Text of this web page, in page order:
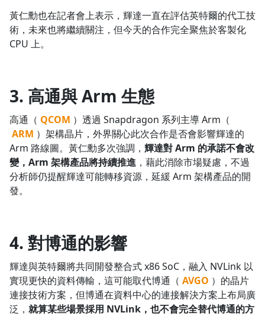
黃仁勳也在記者會上表示，輝達一直在評估英特爾的代工技
術，未來也將繼續關注，但今天的合作完全聚焦於客製化
CPU 上。
3. 高通與 Arm 生態
高通（ QCOM ）透過 Snapdragon 系列主導 Arm（
ARM ）架構晶片，外界關心此次合作是否會影響輝達的
Arm 路線圖。黃仁勳多次強調， 輝達對 Arm 的承諾不會改
變，Arm 架構產品將持續推進 ，藉此消除市場疑慮，不過
分析師仍提醒輝達可能轉移資源，延緩 Arm 架構產品的開
發。
4. 對博通的影響
輝達與英特爾將共同開發整合式 x86 SoC，融入 NVLink 以
實現更快的資料傳輸，這可能取代博通（ AVGO ）的晶片
連接技術方案，但博通在資料中心的連接解決方案上布局廣
泛， 就算某些場景採用 NVLink，也不會完全替代博通的方
沒有待播放的清單
去逛逛